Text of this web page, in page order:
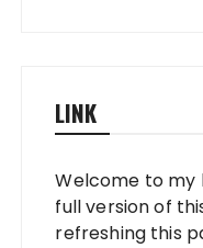
LINK
Welcome to my
full version of
refreshing this